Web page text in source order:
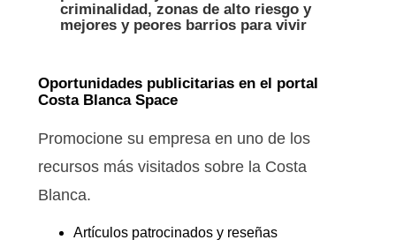
criminalidad, zonas de alto riesgo y
mejores y peores barrios para vivir
Oportunidades publicitarias en el portal
Costa Blanca Space
Promocione su empresa en uno de los
recursos más visitados sobre la Costa
Blanca.
Artículos patrocinados y reseñas